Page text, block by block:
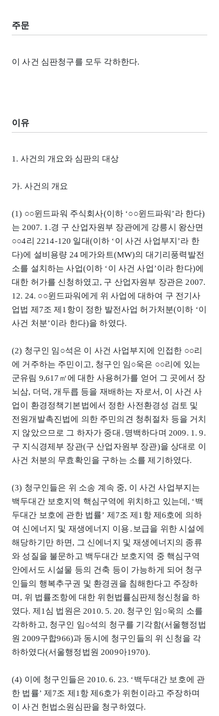
주문
이 사건 심판청구를 모두 각하한다.
이유
1. 사건의 개요와 심판의 대상
가. 사건의 개요
(1) ○○윈드파워 주식회사(이하 ‘○○윈드파워’라 한다)
는 2007. 1.경 구 산업자원부 장관에게 강릉시 왕산면
○○4리 2214-120 일대(이하 ‘이 사건 사업부지’라 한
다)에 설비용량 24 메가와트(MW)의 대기리풍력발전
소를 설치하는 사업(이하 ‘이 사건 사업’이라 한다)에
대한 허가를 신청하였고, 구 산업자원부 장관은 2007.
12. 24. ○○윈드파워에게 위 사업에 대하여 구 전기사
업법 제7조 제1항이 정한 발전사업 허가처분(이하 ‘이
사건 처분’이라 한다)을 하였다.
(2) 청구인 임○석은 이 사건 사업부지에 인접한 ○○리
에 거주하는 주민이고, 청구인 임○욱은 ○○리에 있는
군유림 9,617㎡에 대한 사용허가를 얻어 그 곳에서 장
뇌삼, 더덕, 개두릅 등을 재배하는 자로서, 이 사건 사
업이 환경정책기본법에서 정한 사전환경성 검토 및
전원개발촉진법에 의한 주민의견 청취절차 등을 거치
지 않았으므로 그 하자가 중대․명백하다며 2009. 1. 9.
구 지식경제부 장관(구 산업자원부 장관)을 상대로 이
사건 처분의 무효확인을 구하는 소를 제기하였다.
(3) 청구인들은 위 소송 계속 중, 이 사건 사업부지는
백두대간 보호지역 핵심구역에 위치하고 있는데, ‘백
두대간 보호에 관한 법률’ 제7조 제1항 제6호에 의하
여 신에너지 및 재생에너지 이용․보급을 위한 시설에
해당하기만 하면, 그 신에너지 및 재생에너지의 종류
와 성질을 불문하고 백두대간 보호지역 중 핵심구역
안에서도 시설물 등의 건축 등이 가능하게 되어 청구
인들의 행복추구권 및 환경권을 침해한다고 주장하
며, 위 법률조항에 대한 위헌법률심판제청신청을 하
였다. 제1심 법원은 2010. 5. 20. 청구인 임○욱의 소를
각하하고, 청구인 임○석의 청구를 기각함(서울행정법
원 2009구합966)과 동시에 청구인들의 위 신청을 각
하하였다(서울행정법원 2009아1970).
(4) 이에 청구인들은 2010. 6. 23. ‘백두대간 보호에 관
한 법률’ 제7조 제1항 제6호가 위헌이라고 주장하며
이 사건 헌법소원심판을 청구하였다.